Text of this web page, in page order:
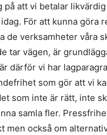
på att vi betalar
För att kunna göra
de verksamheter våra
tar vägen, är
därför vi har
som gör att vi
som inte är rätt, inte
samla fler.
men också om